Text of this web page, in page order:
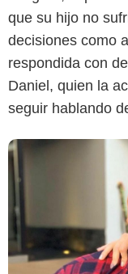
que su hijo no
decisiones como
respondida con
Daniel, quien la
seguir hablando